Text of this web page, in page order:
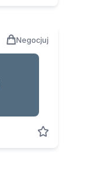
Negocjuj